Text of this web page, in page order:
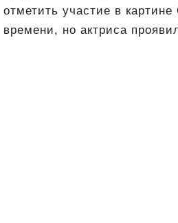
отметить участие в
времени, но актриса